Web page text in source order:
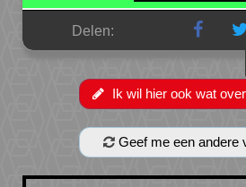
Delen:
Ik wil hier ook wat
Geef me een andere